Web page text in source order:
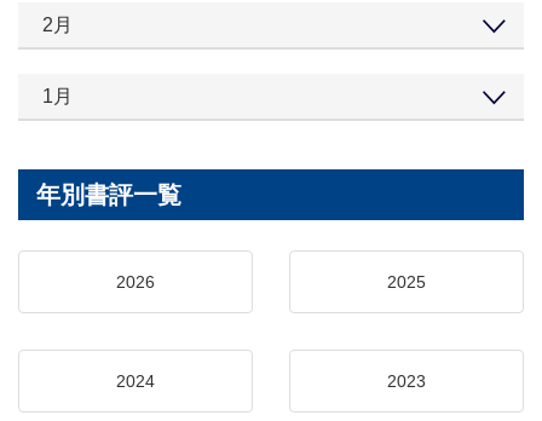
2月
1月
年別書評一覧
2026 2025
2024 2023